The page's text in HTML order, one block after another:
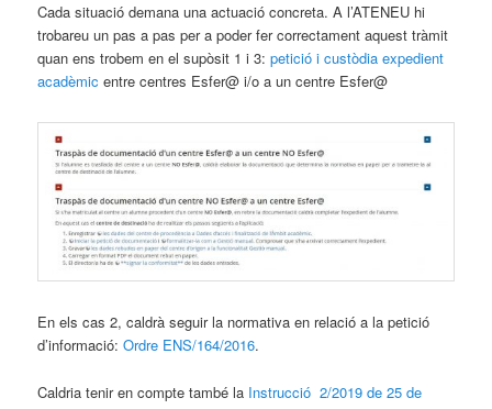
Cada situació demana una actuació concreta. A l’ATENEU hi
trobareu un pas a pas per a poder fer correctament aquest tràmit
quan ens trobem en el supòsit 1 i 3:petició i custòdia expedient
acadèmic entre centres Esfer@ i/o a un centre Esfer@
En els cas 2, caldrà seguir la normativa en relació a la petició
d’informació:Ordre ENS/164/2016.
Caldria tenir en compte també la Instrucció 2/2019 de 25 de